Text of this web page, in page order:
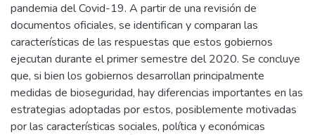
pandemia del Covid-19. A partir de una revisión de
documentos oficiales, se identifican y comparan las
características de las respuestas que estos gobiernos
ejecutan durante el primer semestre del 2020. Se concluye
que, si bien los gobiernos desarrollan principalmente
medidas de bioseguridad, hay diferencias importantes en las
estrategias adoptadas por estos, posiblemente motivadas
por las características sociales, política y económicas